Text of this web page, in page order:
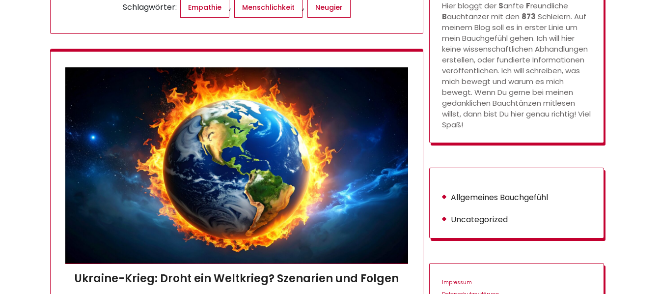
Schlagwörter: Empathie , Menschlichkeit , Neugier
Ukraine-Krieg: Droht ein Weltkrieg? Szenarien und Folgen
Hier bloggt der Sanfte Freundliche
Bauchtänzer mit den 873 Schleiern. Auf
meinem Blog soll es in erster Linie um
mein Bauchgefühl gehen. Ich will hier
keine wissenschaftlichen Abhandlungen
erstellen, oder fundierte Informationen
veröffentlichen. Ich will schreiben, was
mich bewegt und warum es mich
bewegt. Wenn Du gerne bei meinen
gedanklichen Bauchtänzen mitlesen
willst, dann bist Du hier genau richtig! Viel
Spaß!
Allgemeines Bauchgefühl
Uncategorized
Impressum